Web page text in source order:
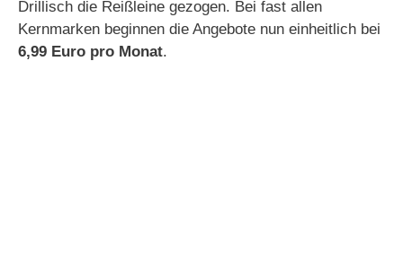
Drillisch die Reißleine gezogen. Bei fast allen
Kernmarken beginnen die Angebote nun einheitlich bei
6,99 Euro pro Monat.